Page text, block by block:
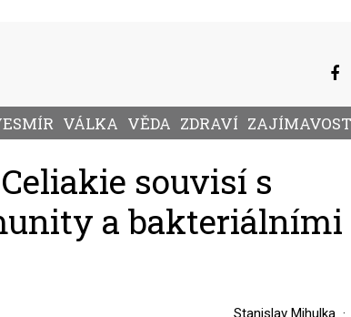
VÁLKA VĚDA ZDRAVÍ
souvisí s
a bakteriálními
Stanislav Mihulka